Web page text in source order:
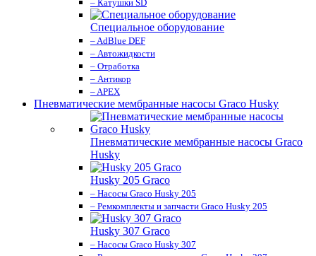
– Катушки SD
Специальное оборудование
– AdBlue DEF
– Автожидкости
– Отработка
– Антикор
– APEX
Пневматические мембранные насосы Graco Husky
Пневматические мембранные насосы Graco
Husky
Husky 205 Graco
– Насосы Graco Husky 205
– Ремкомплекты и запчасти Graco Husky 205
Husky 307 Graco
– Насосы Graco Husky 307